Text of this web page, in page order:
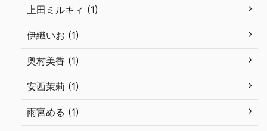
上田ミルキィ (1)
伊織いお (1)
奥村美香 (1)
安西茉莉 (1)
雨宮める (1)